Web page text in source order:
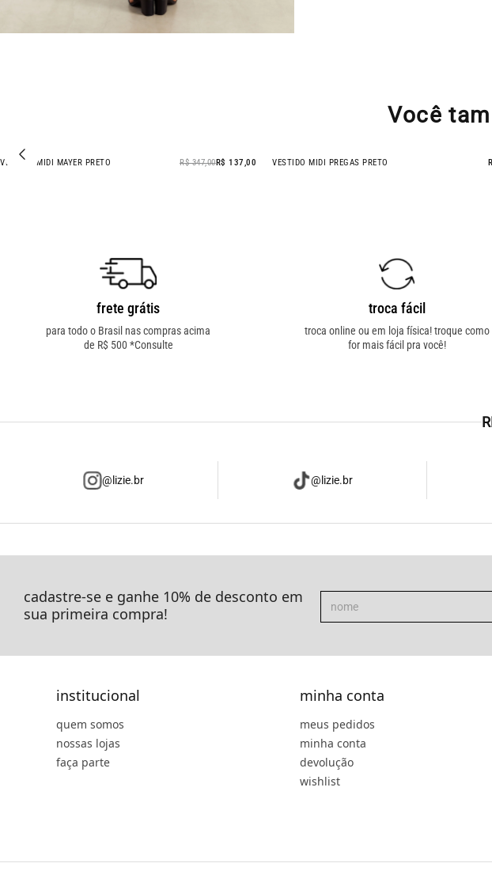
Você
- 61% OFF
VESTIDO MIDI MAYER PRETO R$ 347,00R$ 137,00 VESTIDO MIDI PREGAS PRETO
frete grátis
para todo o Brasil nas compras acima
de R$ 500 *Consulte
troca fácil
troca online ou em loja física! troque como
for mais fácil pra você!
@lizie.br @lizie.br
cadastre-se e ganhe 10% de desconto em
sua primeira compra!
institucional
quem somos
nossas lojas
faça parte
minha conta
meus pedidos
minha conta
devolução
wishlist